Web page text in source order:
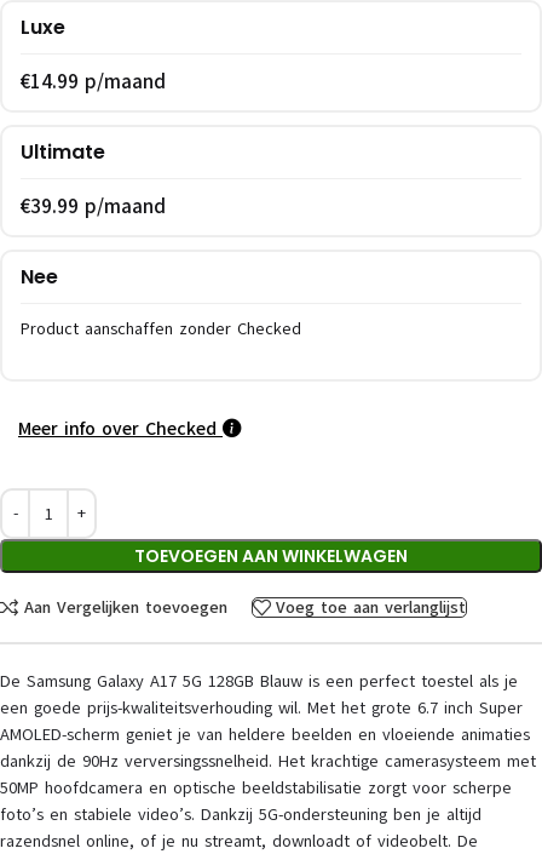
Luxe
€14.99 p/maand
Ultimate
€39.99 p/maand
Nee
Product aanschaffen zonder Checked
Meer info over Checked
TOEVOEGEN AAN WINKELWAGEN
Aan Vergelijken toevoegen Voeg toe aan verlanglijst
De Samsung Galaxy A17 5G 128GB Blauw is een perfect toestel als je
een goede prijs-kwaliteitsverhouding wil. Met het grote 6.7 inch Super
AMOLED-scherm geniet je van heldere beelden en vloeiende animaties
dankzij de 90Hz verversingssnelheid. Het krachtige camerasysteem met
50MP hoofdcamera en optische beeldstabilisatie zorgt voor scherpe
foto’s en stabiele video’s. Dankzij 5G-ondersteuning ben je altijd
razendsnel online, of je nu streamt, downloadt of videobelt. De